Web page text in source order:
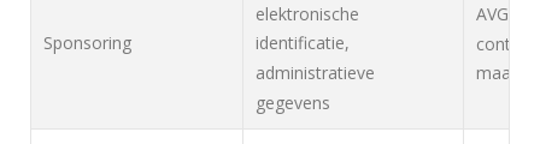
Sponsoring
elektronische
identificatie,
administratieve
gegevens
AVG,